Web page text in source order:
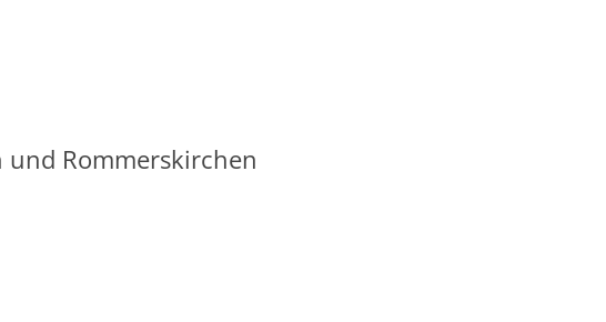
Rommerskirchen